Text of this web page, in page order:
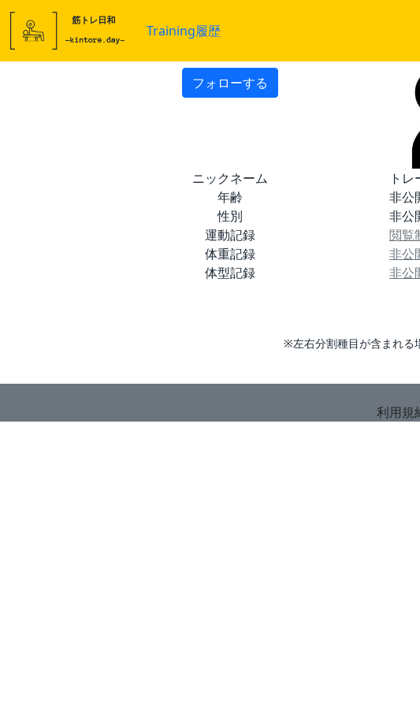
Training履歴
フォローする
ニックネーム
ト
年齢
非公
性別
非公
運動記録
閲覧
体重記録
非公
体型記録
非公
※左右分割種目が含まれる
利用規